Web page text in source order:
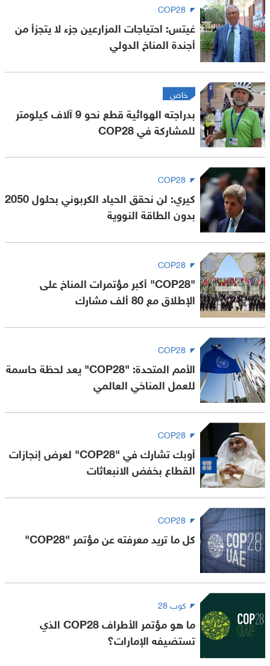
COP28
غيتس: احتياجات المزارعين جزء لا يتجزأ من
أجندة المناخ الدولي
خاص
بدراجته الهوائية قطع نحو 9 آلاف كيلومتر
للمشاركة في COP28
COP28
كيري: لن نحقق الحياد الكربوني بحلول 2050
بدون الطاقة النووية
COP28
"COP28" أكبر مؤتمرات المناخ على
الإطلاق مع 80 ألف مشارك
COP28
الأمم المتحدة: "COP28" يعد لحظة حاسمة
للعمل المناخي العالمي
COP28
أوبك تشارك في "COP28" لعرض إنجازات
القطاع بخفض الانبعاثات
COP28
كل ما تريد معرفته عن مؤتمر "COP28"
كوب 28
ما هو مؤتمر الأطراف COP28 الذي
تستضيفه الإمارات؟